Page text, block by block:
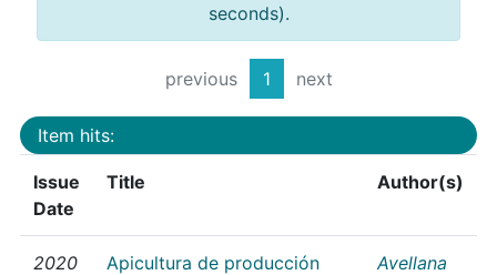
seconds).
previous 1 next
Item hits:
Issue
Date
Title Author(s)
2020
Apicultura de producción
Avellana